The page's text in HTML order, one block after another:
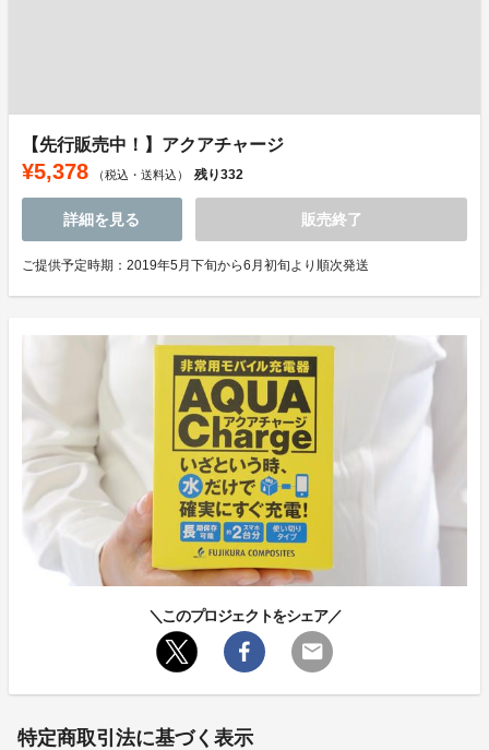
【先行販売中！】アクアチャージ
¥5,378 （税込・送料込） 残り332
詳細を見る 販売終了
ご提供予定時期：2019年5月下旬から6月初旬より順次発送
＼このプロジェクトをシェア／
特定商取引法に基づく表示